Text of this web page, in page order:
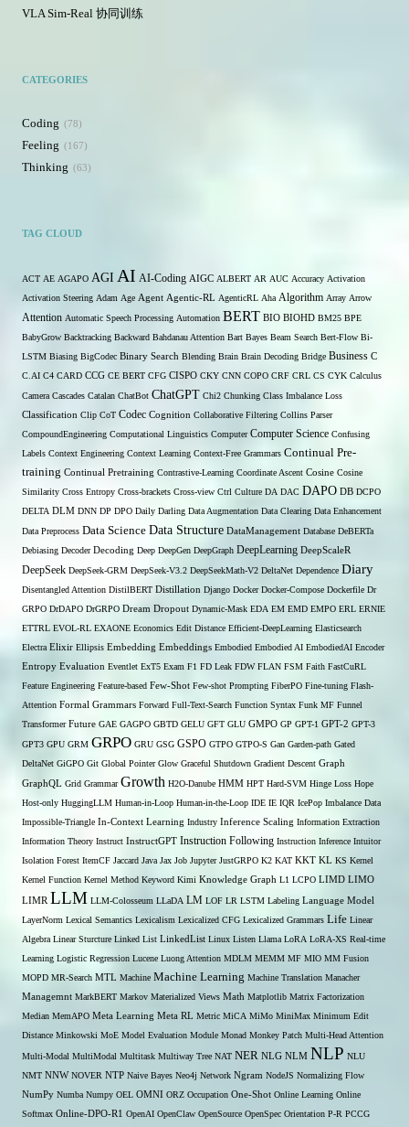
VLA Sim-Real 协同训练
CATEGORIES
Coding 78
Feeling 167
Thinking 63
TAG CLOUD
ACT AE AGAPO AGI AI AI-Coding AIGC ALBERT AR AUC Accuracy Activation
Activation Steering Adam Age Agent Agentic-RL AgenticRL Aha Algorithm Array Arrow
Attention Automatic Speech Processing Automation BERT BIO BIOHD BM25 BPE
BabyGrow Backtracking Backward Bahdanau Attention Bart Bayes Beam Search Bert-Flow Bi-
LSTM Biasing BigCodec Binary Search Blending Brain Brain Decoding Bridge Business C
C.AI C4 CARD CCG CE BERT CFG CISPO CKY CNN COPO CRF CRL CS CYK Calculus
Camera Cascades Catalan ChatBot ChatGPT Chi2 Chunking Class Imbalance Loss
Classification Clip CoT Codec Cognition Collaborative Filtering Collins Parser
CompoundEngineering Computational Linguistics Computer Computer Science Confusing
Labels Context Engineering Context Learning Context-Free Grammars Continual Pre-
training Continual Pretraining Contrastive-Learning Coordinate Ascent Cosine Cosine
Similarity Cross Entropy Cross-brackets Cross-view Ctrl Culture DA DAC DAPO DB DCPO
DELTA DLM DNN DP DPO Daily Darling Data Augmentation Data Clearing Data Enhancement
Data Preprocess Data Science Data Structure DataManagement Database DeBERTa
Debiasing Decoder Decoding Deep DeepGen DeepGraph DeepLearning DeepScaleR
DeepSeek DeepSeek-GRM DeepSeek-V3.2 DeepSeekMath-V2 DeltaNet Dependence Diary
Disentangled Attention DistilBERT Distillation Django Docker Docker-Compose Dockerfile Dr
GRPO DrDAPO DrGRPO Dream Dropout Dynamic-Mask EDA EM EMD EMPO ERL ERNIE
ETTRL EVOL-RL EXAONE Economics Edit Distance Efficient-DeepLearning Elasticsearch
Electra Elixir Ellipsis Embedding Embeddings Embodied Embodied AI EmbodiedAI Encoder
Entropy Evaluation Eventlet ExT5 Exam F1 FD Leak FDW FLAN FSM Faith FastCuRL
Feature Engineering Feature-based Few-Shot Few-shot Prompting FiberPO Fine-tuning Flash-
Attention Formal Grammars Forward Full-Text-Search Function Syntax Funk MF Funnel
Transformer Future GAE GAGPO GBTD GELU GFT GLU GMPO GP GPT-1 GPT-2 GPT-3
GPT3 GPU GRM GRPO GRU GSG GSPO GTPO GTPO-S Gan Garden-path Gated
DeltaNet GiGPO Git Global Pointer Glow Graceful Shutdown Gradient Descent Graph
GraphQL Grid Grammar Growth H2O-Danube HMM HPT Hard-SVM Hinge Loss Hope
Host-only HuggingLLM Human-in-Loop Human-in-the-Loop IDE IE IQR IcePop Imbalance Data
Impossible-Triangle In-Context Learning Industry Inference Scaling Information Extraction
Information Theory Instruct InstructGPT Instruction Following Instruction Inference Intuitor
Isolation Forest ItemCF Jaccard Java Jax Job Jupyter JustGRPO K2 KAT KKT KL KS Kernel
Kernel Function Kernel Method Keyword Kimi Knowledge Graph L1 LCPO LIMD LIMO
LIMR LLM LLM-Colosseum LLaDA LM LOF LR LSTM Labeling Language Model
LayerNorm Lexical Semantics Lexicalism Lexicalized CFG Lexicalized Grammars Life Linear
Algebra Linear Sturcture Linked List LinkedList Linux Listen Llama LoRA LoRA-XS Real-time
Learning Logistic Regression Lucene Luong Attention MDLM MEMM MF MIO MM Fusion
MOPD MR-Search MTL Machine Machine Learning Machine Translation Manacher
Managemnt MarkBERT Markov Materialized Views Math Matplotlib Matrix Factorization
Median MemAPO Meta Learning Meta RL Metric MiCA MiMo MiniMax Minimum Edit
Distance Minkowski MoE Model Evaluation Module Monad Monkey Patch Multi-Head Attention
Multi-Modal MultiModal Multitask Multiway Tree NAT NER NLG NLM NLP NLU
NMT NNW NOVER NTP Naive Bayes Neo4j Network Ngram NodeJS Normalizing Flow
NumPy Numba Numpy OEL OMNI ORZ Occupation One-Shot Online Learning Online
Softmax Online-DPO-R1 OpenAI OpenClaw OpenSource OpenSpec Orientation P-R PCCG